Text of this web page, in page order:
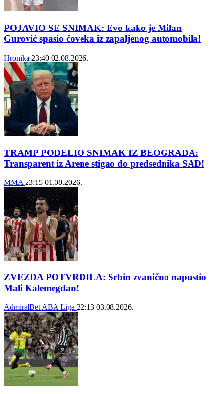
POJAVIO SE SNIMAK: Evo kako je Milan
Gurović spasio čoveka iz zapaljenog automobila!
Hronika 23:40 02.08.2026.
TRAMP PODELIO SNIMAK IZ BEOGRADA:
Transparent iz Arene stigao do predsednika SAD!
MMA 23:15 01.08.2026.
ZVEZDA POTVRDILA: Srbin zvanično napustio
Mali Kalemegdan!
AdmiralBet ABA Liga 22:13 03.08.2026.